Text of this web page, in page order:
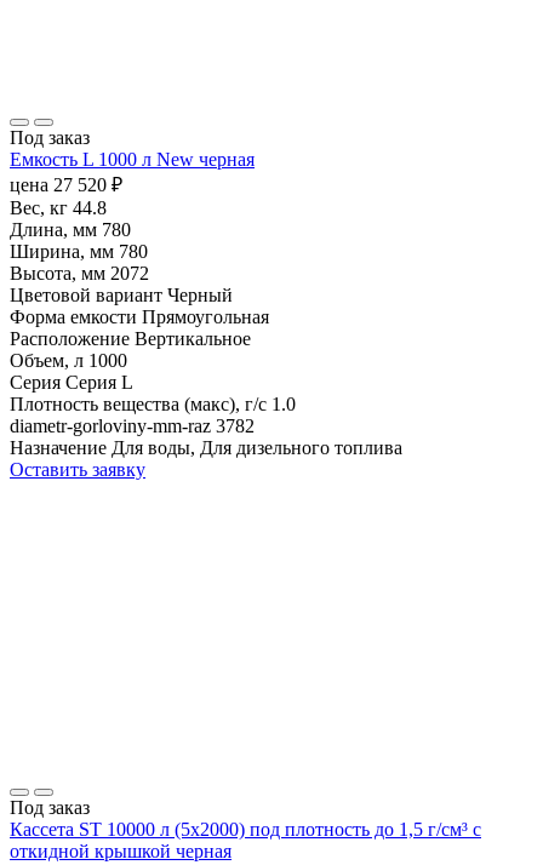
Под заказ
Емкость L 1000 л New черная
цена 27 520 ₽
Вес, кг 44.8
Длина, мм 780
Ширина, мм 780
Высота, мм 2072
Цветовой вариант Черный
Форма емкости Прямоугольная
Расположение Вертикальное
Объем, л 1000
Серия Серия L
Плотность вещества (макс), г/с 1.0
diametr-gorloviny-mm-raz 3782
Назначение Для воды, Для дизельного топлива
Оставить заявку
Под заказ
Кассета ST 10000 л (5х2000) под плотность до 1,5 г/см³ с
откидной крышкой черная